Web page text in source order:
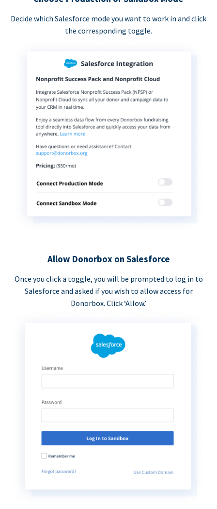
Decide which Salesforce mode you want to work in and click
the corresponding toggle.
Allow Donorbox on Salesforce
Once you click a toggle, you will be prompted to log in to
Salesforce and asked if you wish to allow access for
Donorbox. Click ‘Allow.’